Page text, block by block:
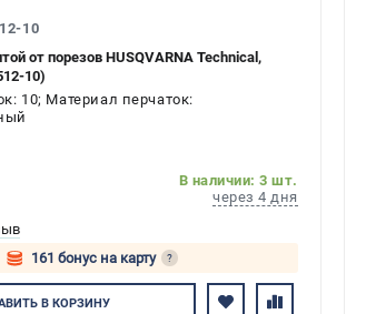
10
от порезов HUSQVARNA Technical,
10)
10; Материал перчаток:
В наличии: 3 шт.
через 4 дня
161 бонус на карту
?
Авторизуйтесь
В КОРЗИНУ